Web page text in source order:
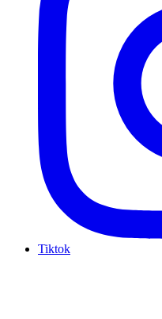
Tiktok